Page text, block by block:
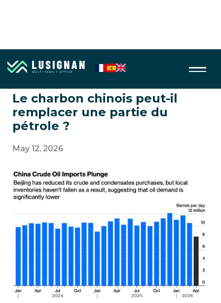
Energie
Le charbon chinois peut-il
remplacer une partie du
pétrole ?
May 12, 2026